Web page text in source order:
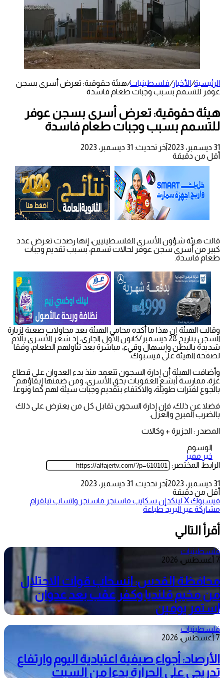
الرئيسية/الأخبار/فلسطينيات/هيئة حقوقية: تعرض أسرى بسجن
عوفر للتسمم بسبب وجبات طعام فاسدة
هيئة حقوقية: تعرض أسرى بسجن عوفر
للتسمم بسبب وجبات طعام فاسدة
31 ديسمبر، 2023
آخر تحديث: 31 ديسمبر، 2023
أقل من دقيقة
قالت هيئة شؤون الأسرى الفلسطينيين، إنها رصدت تعرض عدد
كبير من أسرى سجن عوفر لحالات تسمم، بسبب تقديم وجبات
طعام فاسدة.
وقالت الهيئة إن هذا ما أكده محامي الهيئة بعد محاولات صعبة لزيارة
السجن بتاريخ 28 ديسمبر/كانون الأول الجاري، إذ شعر الأسرى بآلام
شديدة بالبطن وإسهال وقيء، مباشرة بعد تناولهم الطعام، وفقا
لصفحة الهيئة على فيسبوك.
وأضافت الهيئة أن إدارة السجون تتعمد منذ بدء العدوان على قطاع
غزة، ممارسة أبشع العقوبات بحق الأسرى، ومن ضمنها إبقاؤهم
بالجوع لفترات طويلة، والاكتفاء بتقديم وجبات سيئة لهم كما ونوعا.
فضلا عن ذلك، فإن إدارة السجون تقابل كل من يعترض على ذلك
بالضرب المبرح والعزل.
المصدر : الجزيرة + وكالات
الوسوم
خبر مميز
الرابط المختصر:
31 ديسمبر، 2023
آخر تحديث: 31 ديسمبر، 2023
أقل من دقيقة
فيسبوك‫Xلينكدإن سكايب ماسنجر ماسنجر واتساب تيلقرام
مشاركة عبر البريد طباعة
أقرأ التالي
فلسطينيات
7 أغسطس، 2026
محافظة القدس: انسحاب قوات الاحتلال
من مخيم قلنديا وكفر عقب بعد عدوان
استمر يومين
فلسطينيات
7 أغسطس، 2026
الأرصاد: أجواء صيفية اعتيادية اليوم وارتفاع
تدريجي على الحرارة بدءا من السبت